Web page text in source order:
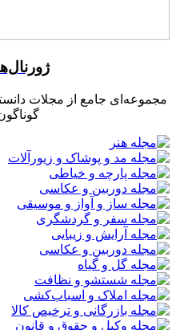
مجموعه‌ای جامع از مجلات